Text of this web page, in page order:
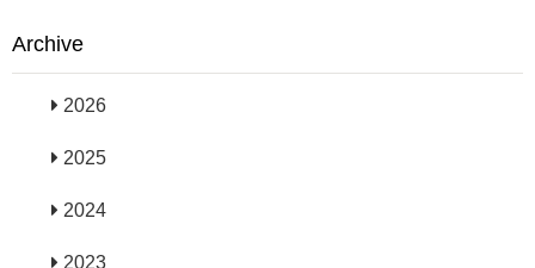
Archive
2026
2025
2024
2023